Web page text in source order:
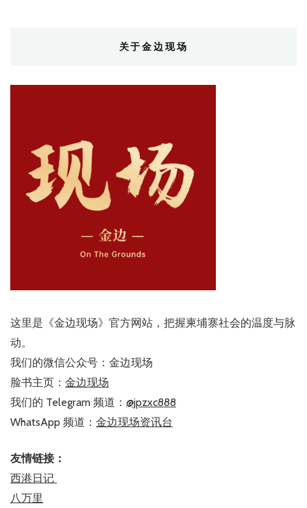
关于金边现场
这里是《金边现场》官方网站，把握柬埔寨社会的温度与脉
动。
我们的微信公众号：金边现场
脸书主页： 金边现场
我们的 Telegram 频道： @jpzxc888
WhatsApp 频道： 金边现场资讯台
友情链接：
西港日记
八万里